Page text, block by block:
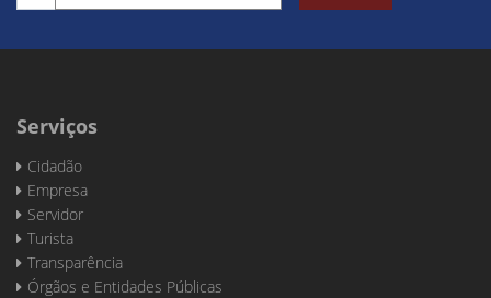
Serviços
Cidadão
Empresa
Servidor
Turista
Transparência
Órgãos e Entidades Públicas